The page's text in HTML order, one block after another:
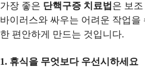
가장 좋은 단핵구증 치료법 은 보
바이러스와 싸우는 어려운 작업
한 편안하게 만드는 것입니다.
1. 휴식을 무엇보다 우선시하세요